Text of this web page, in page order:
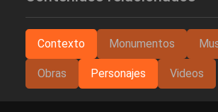
Contexto Monumentos
Obras Personajes Videos